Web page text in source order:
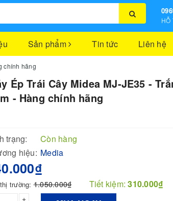
HỖ
Sản phẩm Tin tức Liên hệ
chính hãng
Ép Trái Cây Midea MJ-JE35 -
- Hàng chính hãng
trạng:
Còn hàng
hiệu: Media
trường:1.050.000₫ Tiết kiệm:310.000₫
+